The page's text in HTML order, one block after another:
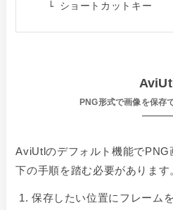
ショートカットキー
AviUtl
PNG形式で画像を保存
AviUtlのデフォルト機能でPNG
下の手順を踏む必要があります
保存したい位置にフレーム